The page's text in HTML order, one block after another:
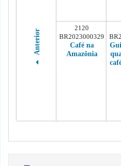
Anterior
2120
BR2023000329
Café na
Amazônia